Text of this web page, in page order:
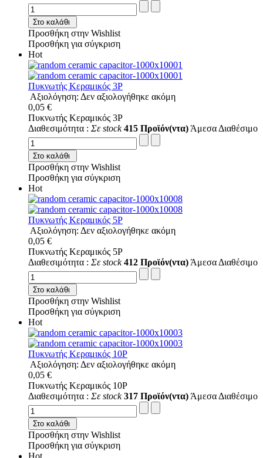
Στο καλάθι
Προσθήκη στην Wishlist
Προσθήκη για σύγκριση
Hot
Πυκνωτής Κεραμικός 3P
Αξιολόγηση: Δεν αξιολογήθηκε ακόμη
0,05 €
Πυκνωτής Κεραμικός 3P
Διαθεσιμότητα : Σε stock 415 Προϊόν(ντα) Άμεσα Διαθέσιμο
Στο καλάθι
Προσθήκη στην Wishlist
Προσθήκη για σύγκριση
Hot
Πυκνωτής Κεραμικός 5P
Αξιολόγηση: Δεν αξιολογήθηκε ακόμη
0,05 €
Πυκνωτής Κεραμικός 5P
Διαθεσιμότητα : Σε stock 412 Προϊόν(ντα) Άμεσα Διαθέσιμο
Στο καλάθι
Προσθήκη στην Wishlist
Προσθήκη για σύγκριση
Hot
Πυκνωτής Κεραμικός 10P
Αξιολόγηση: Δεν αξιολογήθηκε ακόμη
0,05 €
Πυκνωτής Κεραμικός 10P
Διαθεσιμότητα : Σε stock 317 Προϊόν(ντα) Άμεσα Διαθέσιμο
Στο καλάθι
Προσθήκη στην Wishlist
Προσθήκη για σύγκριση
Hot